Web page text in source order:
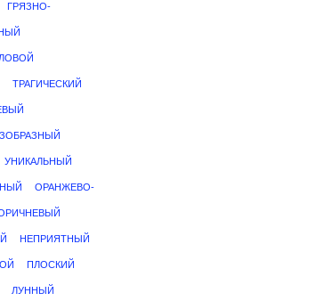
ГРЯЗНО-
ТРАГИЧЕСКИЙ
УНИКАЛЬНЫЙ
ОРАНЖЕВО-
НЕПРИЯТНЫЙ
ПЛОСКИЙ
ЛУННЫЙ